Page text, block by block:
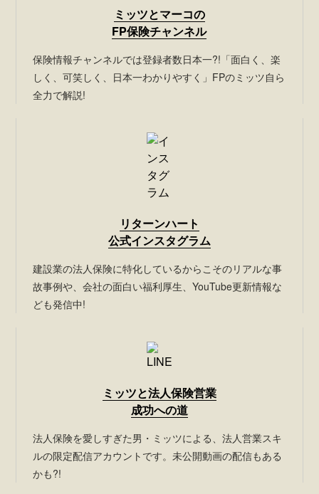
ミッツとマーコの
FP保険チャンネル
保険情報チャンネルでは登録者数日本一?!「面白く、楽
しく、可笑しく、日本一わかりやすく」FPのミッツ自ら
全力で解説!
リターンハート
公式インスタグラム
建設業の法人保険に特化しているからこそのリアルな事
故事例や、会社の面白い福利厚生、YouTube更新情報な
ども発信中!
ミッツと法人保険営業
成功への道
法人保険を愛しすぎた男・ミッツによる、法人営業スキ
ルの限定配信アカウントです。未公開動画の配信もある
かも?!